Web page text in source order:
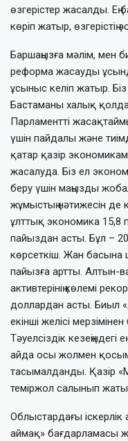
өзгерістер жасалды. Ең
көріп жатыр, өзгерістің
Баршаңызға мәлім, мен
реформа жасауды
ұсыныс келіп жатыр.
Бастаманы халық
Парламентті
үшін пайдалы және
қатар қазір
жасалуда. Біз ел
беру үшін маңызды
жұмыстың нәтижесін
ұлттық экономика 15,8
пайыздан асты. Бұл –
көрсеткіш. Жан басына
пайызға артты. Алтын-
активтерінің көлемі
доллардан асты. Биыл
екінші желісі
Тәуелсіздік
айда осы жолмен
тасымалданды. Қазір
теміржол салынып
Облыстардағы іскерлік
аймақ» бағдарламасы